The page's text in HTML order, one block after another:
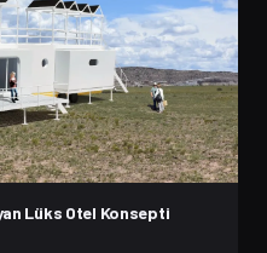
Lüks Otel Konsepti